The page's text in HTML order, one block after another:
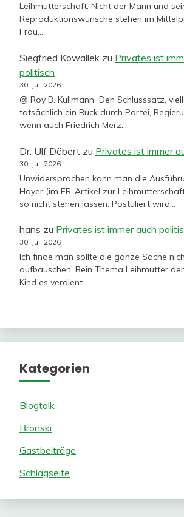
Leihmutterschaft. Nicht der Mann und
Reproduktionswünsche stehen im
Frau…
Siegfried Kowallek zu Privates ist
politisch
30. Juli 2026
@ Roy B. Kullmann Den Schlusssatz,
tatsächlich ein Ruck durch Partei,
wenn auch Friedrich Merz…
Dr. Ulf Döbert zu Privates ist immer
30. Juli 2026
Unwidersprochen kann man die
Hayer (im FR-Artikel zur
so nicht stehen lassen. Postuliert wird…
hans zu Privates ist immer auch
30. Juli 2026
Ich finde man sollte die ganze Sache
aufbauschen. Bein Thema Leihmutter
Kind es verdient…
Kategorien
Blogtalk
Bronski
Gastbeiträge
Schlagseite